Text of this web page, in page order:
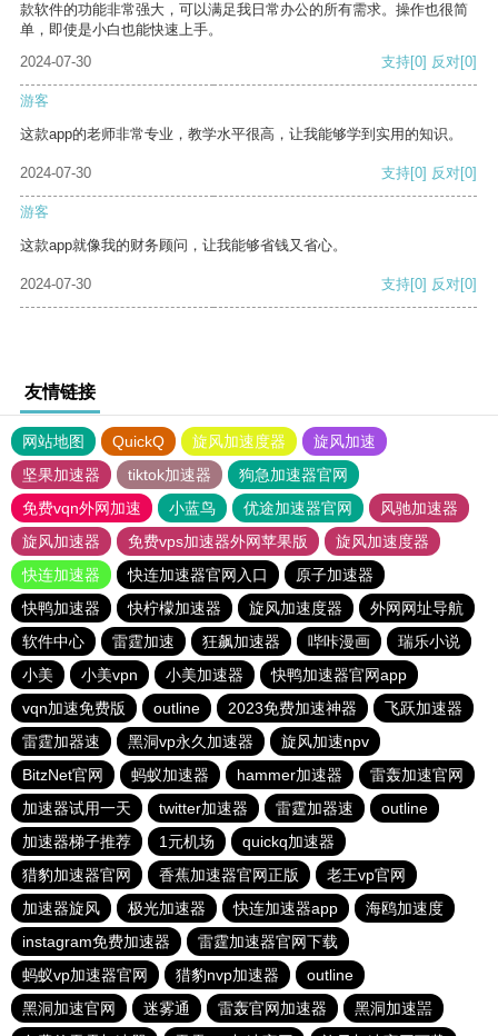
款软件的功能非常强大，可以满足我日常办公的所有需求。操作也很简
单，即使是小白也能快速上手。
2024-07-30
支持[0] 反对[0]
游客
这款app的老师非常专业，教学水平很高，让我能够学到实用的知识。
2024-07-30 支持[0] 反对[0]
游客
这款app就像我的财务顾问，让我能够省钱又省心。
2024-07-30 支持[0] 反对[0]
友情链接
网站地图 QuickQ 旋风加速度器
旋风加速
坚果加速器
tiktok加速器
狗急加速器官网
免费vqn外网加速
小蓝鸟 优途加速器官网
风驰加速器
旋风加速器
免费vps加速器外网苹果版
旋风加速度器
快连加速器
快连加速器官网入口
原子加速器
快鸭加速器
快柠檬加速器 旋风加速度器
外网网址导航
软件中心
雷霆加速 狂飙加速器 哔咔漫画
瑞乐小说
小美
小美vpn 小美加速器
快鸭加速器官网app
vqn加速免费版
outline 2023免费加速神器
飞跃加速器
雷霆加器速
黑洞vp永久加速器
旋风加速npv
BitzNet官网
蚂蚁加速器 hammer加速器
雷轰加速官网
加速器试用一天
twitter加速器 雷霆加器速
outline
加速器梯子推荐
1元机场
quickq加速器
猎豹加速器官网
香蕉加速器官网正版
老王vp官网
加速器旋风
极光加速器 快连加速器app
海鸥加速度
instagram免费加速器
雷霆加速器官网下载
蚂蚁vp加速器官网
猎豹nvp加速器
outline
黑洞加速官网
迷雾通 雷轰官网加速器
黑洞加速噐